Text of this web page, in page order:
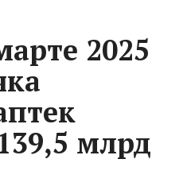
2025
млрд